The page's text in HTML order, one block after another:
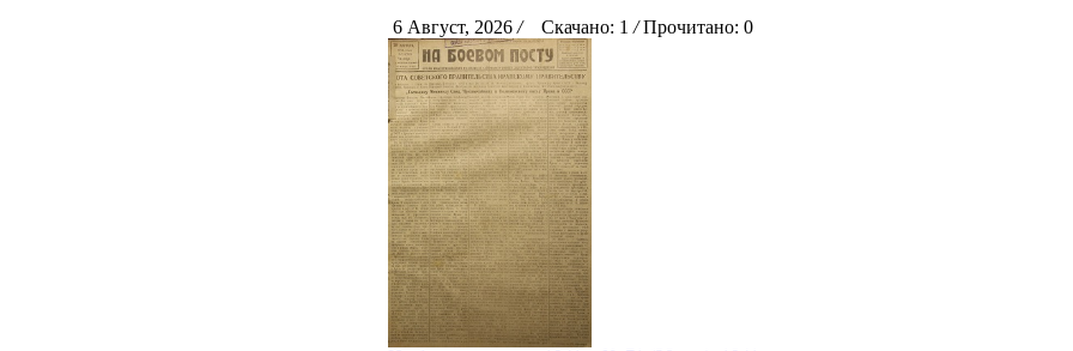
6 Август, 2026 /Скачано: 1 /Прочитано: 0